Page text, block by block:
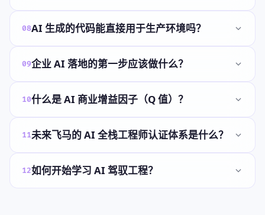
08AI 生成的代码能直接用于生产环境吗？
09企业 AI 落地的第一步应该做什么？
10什么是 AI 商业增益因子（Q 值）？
11未来飞马的 AI 全栈工程师认证体系是什么？
12如何开始学习 AI 驾驭工程？